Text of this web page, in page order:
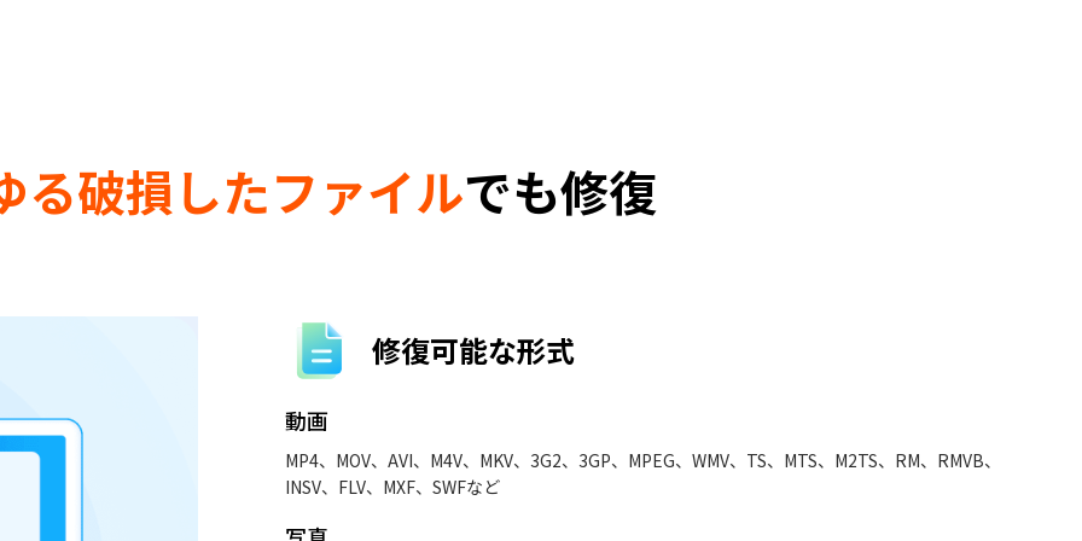
る破損したファイルでも修復
修復可能な形式
動画
MP4、MOV、AVI、M4V、MKV、3G2、3GP、MPEG、WMV、TS、MTS、M2TS、RM、RMVB、
INSV、FLV、MXF、SWFなど